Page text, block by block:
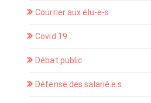
Courrier aux élu-e-s
Covid 19
Débat public
Défense des salarié.e.s